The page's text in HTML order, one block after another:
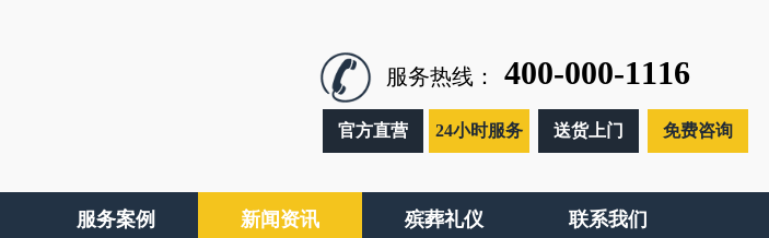
服务热线： 400-000-1116
官方直营 24小时服务 送货上门 免费咨询
服务案例 新闻资讯 殡葬礼仪 联系我们